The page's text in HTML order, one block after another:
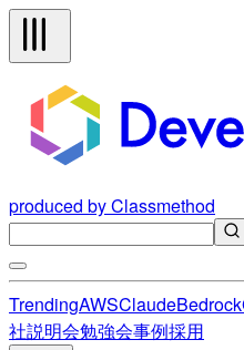
produced by Classmethod
TrendingAWSClaudeBedrock
社説明会勉強会事例採用